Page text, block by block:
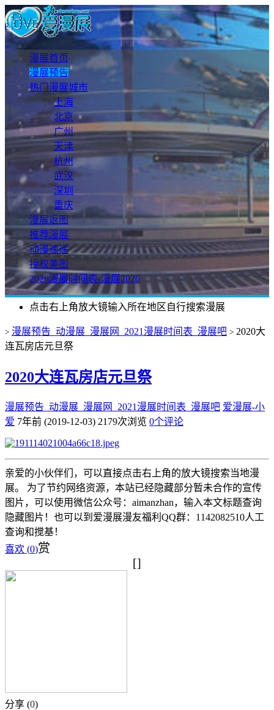
漫展首页
漫展预告
热门漫展城市
上海
北京
广州
天津
杭州
武汉
深圳
重庆
漫展返图
推荐漫展
动漫速递
授权美图
2026漫展时间表-漫展2026
点击右上角放大镜输入所在地区自行搜索漫展
> 漫展预告_动漫展_漫展网_2021漫展时间表_漫展吧 > 2020大
连瓦房店元旦祭
2020大连瓦房店元旦祭
漫展预告_动漫展_漫展网_2021漫展时间表_漫展吧 爱漫展-小
爱 7年前 (2019-12-03) 2179次浏览 0个评论
亲爱的小伙伴们，可以直接点击右上角的放大镜搜索当地漫
展。 为了节约网络资源，本站已经隐藏部分暂未合作的宣传
图片，可以使用微信公众号：aimanzhan，输入本文标题查询
隐藏图片！也可以到爱漫展漫友福利QQ群：1142082510人工
查询和搅基！
喜欢 (0)赏
[]
分享 (0)